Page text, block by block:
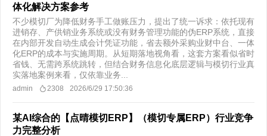
体化解决方案参考
不少模切厂为降低财务手工做账压力，提出了统一诉求：依托现有
进销存、产供销业务系统或没有财务管理功能的伪ERP系统，直接
在内部开发自动生成会计凭证功能，省去额外采购业财中台、一体
化ERP的成本与实施周期。从短期落地视角看，这套方案看似省时
省钱、无需跨系统跳转，但结合财务信息化底层逻辑与模切行业真
实落地案例来看，仅依靠业务...
admin 2308 2026/6/29 17:50:36
某AI综合的【点晴模切ERP】（模切专属ERP）行业竞争
力完整分析